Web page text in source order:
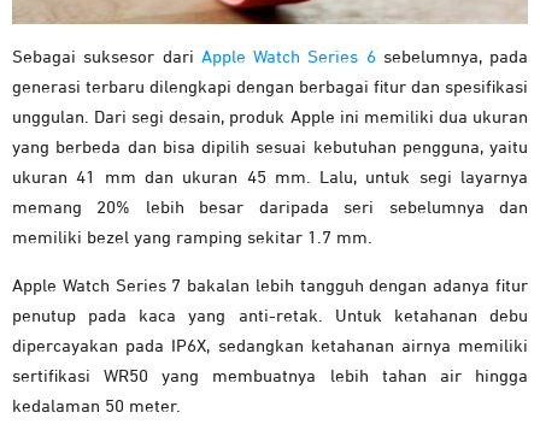
Sebagai suksesor dari Apple Watch Series 6sebelumnya, pada
generasi terbaru dilengkapi dengan berbagai fitur dan spesifikasi
unggulan. Dari segi desain, produk Apple ini memiliki dua ukuran
yang berbeda dan bisa dipilih sesuai kebutuhan pengguna, yaitu
ukuran 41 mm dan ukuran 45 mm. Lalu, untuk segi layarnya
memang 20% lebih besar daripada seri sebelumnya dan
memiliki bezel yang ramping sekitar 1.7 mm.
Apple Watch Series 7 bakalan lebih tangguh dengan adanya fitur
penutup pada kaca yang anti-retak. Untuk ketahanan debu
dipercayakan pada IP6X, sedangkan ketahanan airnya memiliki
sertifikasi WR50 yang membuatnya lebih tahan air hingga
kedalaman 50 meter.